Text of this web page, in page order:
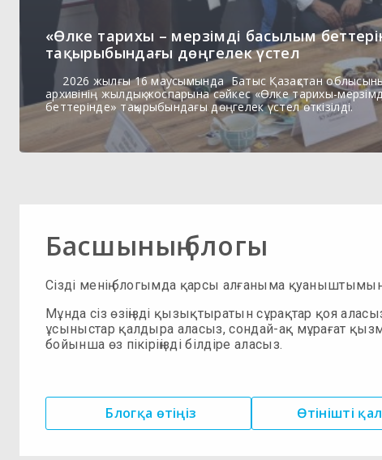
«Өлке тарихы – мерзімді басылым
тақырыбындағы дөңгелек үстел
2026 жылғы 16 маусымында Батыс Қазақстан
архивінің жылдық жоспарына сәйкес «Өлке тарихы-
беттерінде» тақырыбындағы дөңгелек үстел өткізілді.
Басшының блогы
Сізді менің блогымда қарсы алғаныма
Мұнда сіз өзіңізді қызықтыратын сұрақтар қоя
ұсыныстар қалдыра аласыз, сондай-ақ мұрағат
бойынша өз пікіріңізді білдіре аласыз.
Блогқа өтіңіз Өтінішті